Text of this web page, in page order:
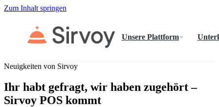
Zum Inhalt springen
Unsere Plattform
Neuigkeiten von Sirvoy
Ihr habt gefragt, wir haben zugehört –
Sirvoy POS kommt